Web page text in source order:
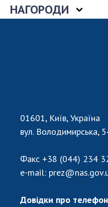
науковими
Оцінювання
МІЖНАРОДНЕ
Міжнародні угоди
Міжнародні програми
ДОКУМЕНТИ
НАГОРОДИ
01601, Київ, Україна
вул. Володимирська,
Факс +38 (044) 234
e-mail:
Довідки про